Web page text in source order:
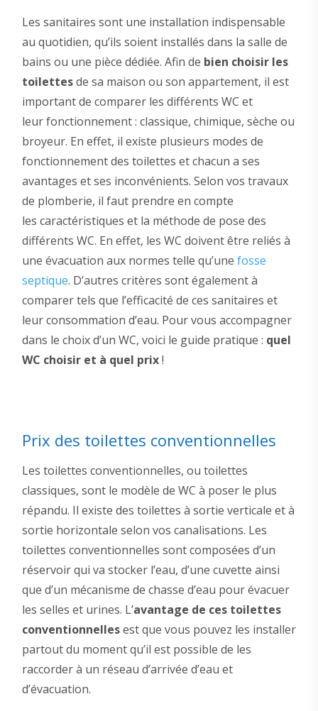
Les sanitaires sont une installation indispensable
au quotidien, qu’ils soient installés dans la salle de
bains ou une pièce dédiée. Afin de bien choisir les
toilettesde sa maison ou son appartement, il est
important de comparer les différents WC et
leur fonctionnement : classique, chimique, sèche ou
broyeur. En effet, il existe plusieurs modes de
fonctionnement des toilettes et chacun a ses
avantages et ses inconvénients. Selon vos travaux
de plomberie, il faut prendre en compte
les caractéristiques et la méthode de pose des
différents WC. En effet, les WC doivent être reliés à
une évacuation aux normes telle qu’une fosse
septique. D’autres critères sont également à
comparer tels que l’efficacité de ces sanitaires et
leur consommation d’eau. Pour vous accompagner
dans le choix d’un WC, voici le guide pratique : quel
WC choisir et à quel prix!
Prix des toilettes conventionnelles
Les toilettes conventionnelles, ou toilettes
classiques, sont le modèle de WC à poser le plus
répandu. Il existe des toilettes à sortie verticale et à
sortie horizontale selon vos canalisations. Les
toilettes conventionnelles sont composées d’un
réservoir qui va stocker l’eau, d’une cuvette ainsi
que d’un mécanisme de chasse d’eau pour évacuer
les selles et urines. L’avantage de ces toilettes
conventionnellesest que vous pouvez les installer
partout du moment qu’il est possible de les
raccorder à un réseau d’arrivée d’eau et
d’évacuation.